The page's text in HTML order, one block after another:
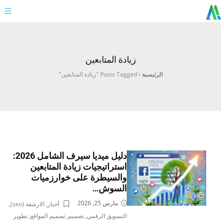
زيادة المتابعين
الرئيسية ›Posts Tagged "زيادة المتابعين"
دليل ميديا سيرف الشامل 2026:
استراتيجيات زيادة المتابعين
والسيطرة على خوارزميات
السوش…
مارس 25, 2026 أخبار ,الارشفة (seo)
,
التسويق الرقمي,تصميم,تصميم المواقع,تطوير